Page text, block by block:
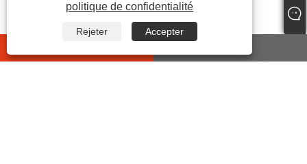
politique de confidentialité
Rejeter Accepter